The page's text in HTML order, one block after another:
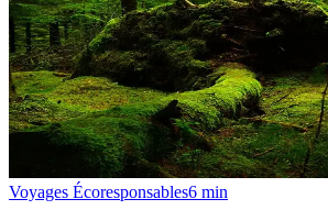
Voyages Écoresponsables6 min